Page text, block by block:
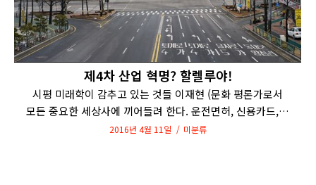
제4차 산업 혁명? 할렐루야!
시평 미래학이 감추고 있는 것들 이재현 (문화 평론가로서
모든 중요한 세상사에 끼어들려 한다. 운전면허, 신용카드,…
2016년 4월 11일 미분류